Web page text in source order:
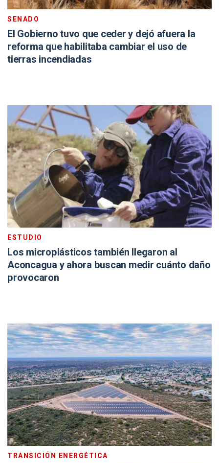
SENADO
El Gobierno tuvo que ceder y dejó afuera la
reforma que habilitaba cambiar el uso de
tierras incendiadas
ESTUDIO
Los microplásticos también llegaron al
Aconcagua y ahora buscan medir cuánto daño
provocaron
TRANSICIÓN ENERGÉTICA